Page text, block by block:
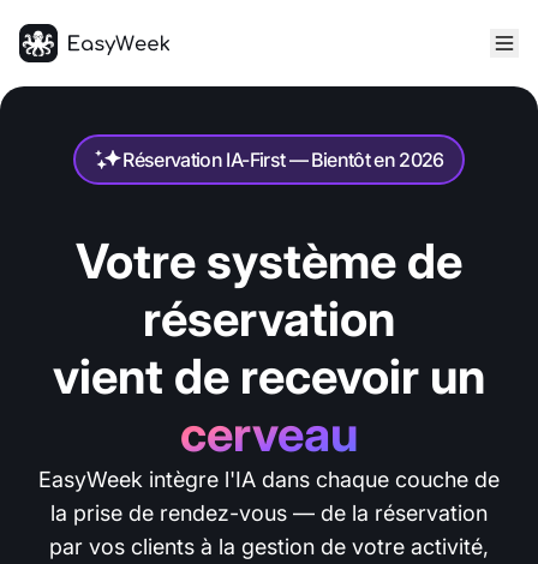
Réservation IA-First — Bientôt en 2026
Votre système de
réservation
vient de recevoir un
cerveau
EasyWeek intègre l'IA dans chaque couche de
la prise de rendez-vous — de la réservation
par vos clients à la gestion de votre activité,